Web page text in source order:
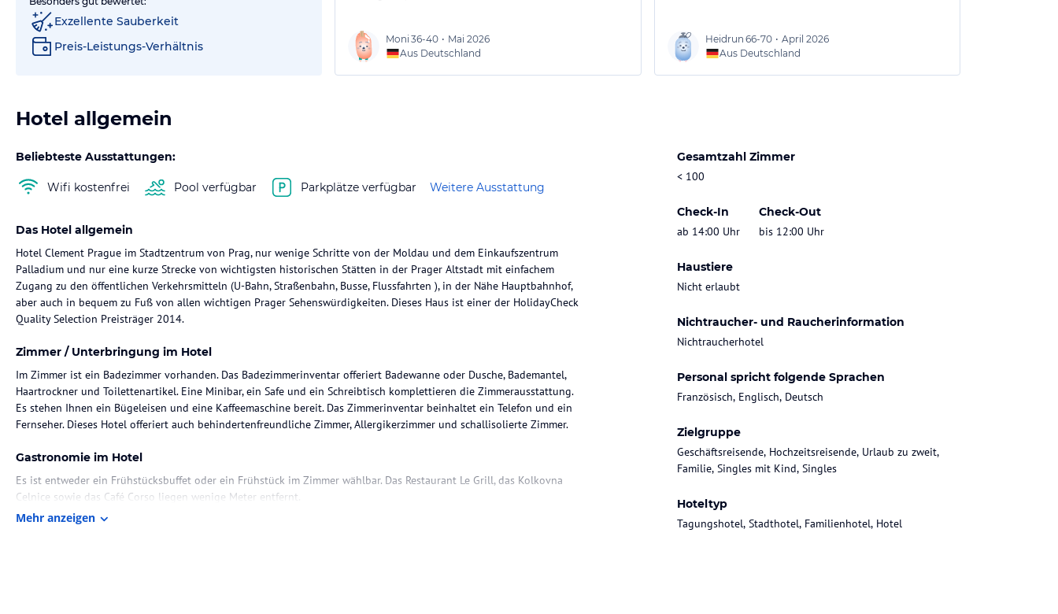
Exzellente Sauberkeit
Preis-Leistungs-Verhältnis
Moni 36-40 • Mai 2026
Aus Deutschland
Heidrun 66-70 • April 2026
Aus Deutschland
Hotel allgemein
Beliebteste Ausstattungen:
Wifi kostenfrei Pool verfügbar Parkplätze verfügbar Weitere Ausstattung
Gesamtzahl Zimmer
< 100
Check-In
ab 14:00 Uhr
Check-Out
bis 12:00 Uhr
Haustiere
Nicht erlaubt
Nichtraucher- und Raucherinformation
Nichtraucherhotel
Personal spricht folgende Sprachen
Französisch, Englisch, Deutsch
Zielgruppe
Geschäftsreisende, Hochzeitsreisende, Urlaub zu zweit,
Familie, Singles mit Kind, Singles
Hoteltyp
Tagungshotel, Stadthotel, Familienhotel, Hotel
Das Hotel allgemein
Hotel Clement Prague im Stadtzentrum von Prag, nur wenige Schritte von der Moldau und dem Einkaufszentrum
Palladium und nur eine kurze Strecke von wichtigsten historischen Stätten in der Prager Altstadt mit einfachem
Zugang zu den öffentlichen Verkehrsmitteln (U-Bahn, Straßenbahn, Busse, Flussfahrten ), in der Nähe Hauptbahnhof,
aber auch in bequem zu Fuß von allen wichtigen Prager Sehenswürdigkeiten. Dieses Haus ist einer der HolidayCheck
Quality Selection Preisträger 2014.
Zimmer / Unterbringung im Hotel
Im Zimmer ist ein Badezimmer vorhanden. Das Badezimmerinventar offeriert Badewanne oder Dusche, Bademantel,
Haartrockner und Toilettenartikel. Eine Minibar, ein Safe und ein Schreibtisch komplettieren die Zimmerausstattung.
Es stehen Ihnen ein Bügeleisen und eine Kaffeemaschine bereit. Das Zimmerinventar beinhaltet ein Telefon und ein
Fernseher. Dieses Hotel offeriert auch behindertenfreundliche Zimmer, Allergikerzimmer und schallisolierte Zimmer.
Gastronomie im Hotel
Es ist entweder ein Frühstücksbuffet oder ein Frühstück im Zimmer wählbar. Das Restaurant Le Grill, das Kolkovna
Celnice sowie das Café Corso liegen wenige Meter entfernt.
Mehr anzeigen